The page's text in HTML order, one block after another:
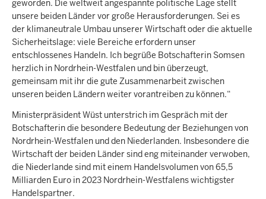
geworden. Die weltweit angespannte politische Lage stellt
unsere beiden Länder vor große Herausforderungen. Sei es
der klimaneutrale Umbau unserer Wirtschaft oder die aktuelle
Sicherheitslage: viele Bereiche erfordern unser
entschlossenes Handeln. Ich begrüße Botschafterin Somsen
herzlich in Nordrhein-Westfalen und bin überzeugt,
gemeinsam mit ihr die gute Zusammenarbeit zwischen
unseren beiden Ländern weiter vorantreiben zu können.“
Ministerpräsident Wüst unterstrich im Gespräch mit der
Botschafterin die besondere Bedeutung der Beziehungen von
Nordrhein-Westfalen und den Niederlanden. Insbesondere die
Wirtschaft der beiden Länder sind eng miteinander verwoben,
die Niederlande sind mit einem Handelsvolumen von 65,5
Milliarden Euro in 2023 Nordrhein-Westfalens wichtigster
Handelspartner.